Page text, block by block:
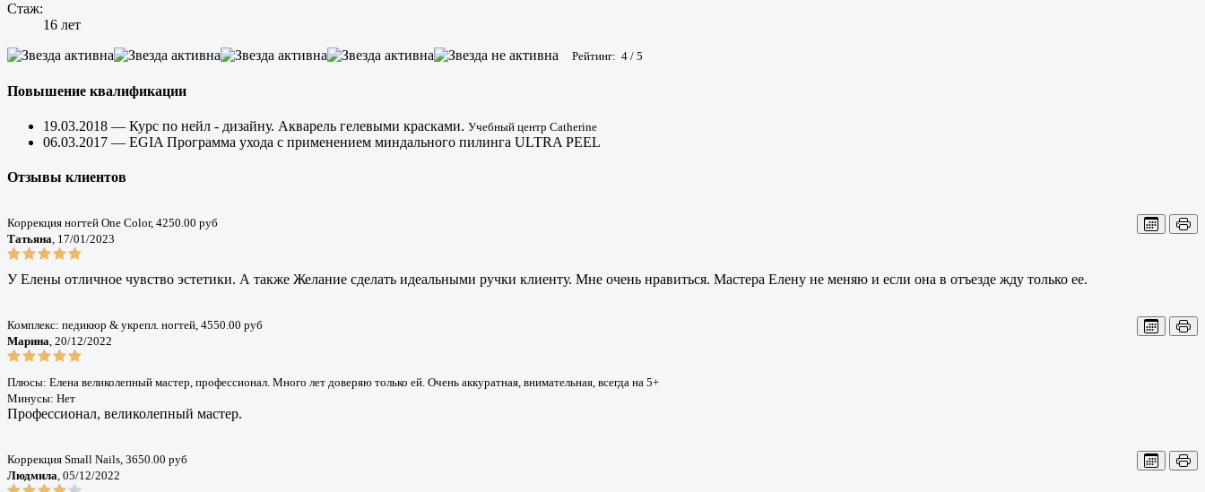
Стаж:
16 лет
Рейтинг: 4 / 5
Повышение квалификации
19.03.2018 — Курс по нейл - дизайну. Акварель гелевыми красками. Учебный центр Catherine
06.03.2017 — EGIA Программа ухода с применением миндального пилинга ULTRA PEEL
Отзывы клиентов
Коррекция ногтей One Color, 4250.00 руб
Татьяна, 17/01/2023
У Елены отличное чувство эстетики. А также Желание сделать идеальными ручки клиенту. Мне очень нравиться. Мастера Елену не меняю и если она в отъезде жду только ее.
Комплекс: педикюр & укрепл. ногтей, 4550.00 руб
Марина, 20/12/2022
Плюсы: Елена великолепный мастер, профессионал. Много лет доверяю только ей. Очень аккуратная, внимательная, всегда на 5+
Минусы: Нет
Профессионал, великолепный мастер.
Коррекция Small Nails, 3650.00 руб
Людмила, 05/12/2022